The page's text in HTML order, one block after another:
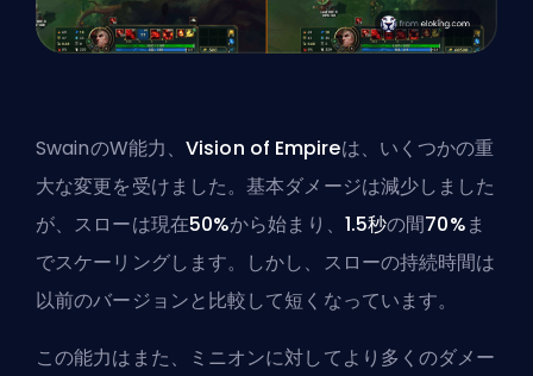
SwainのW能力、 Vision of Empireは、いくつかの重
大な変更を受けました。基本ダメージは減少しました
が、スローは現在50%から始まり、 1.5秒の間70%ま
でスケーリングします。しかし、スローの持続時間は
以前のバージョンと比較して短くなっています。
この能力はまた、ミニオンに対してより多くのダメー